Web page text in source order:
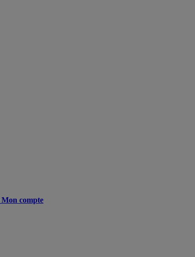
Mon compte